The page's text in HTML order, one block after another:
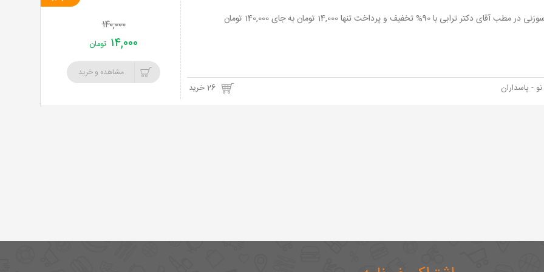
آقای دکتر ترابی با 90% تخفیف و پرداخت تنها 14,000 تومان به جای 140,000 تومان
- پاسداران 26 خرید
۱۴۰,۰۰۰
۱۴,۰۰۰ تومان
مشاهده و خرید